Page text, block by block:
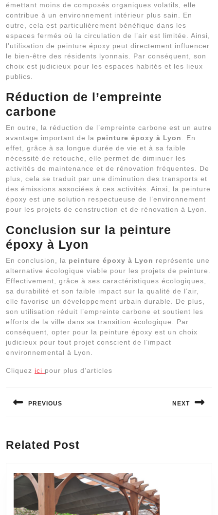
émettant moins de composés organiques volatils, elle
contribue à un environnement intérieur plus sain. En
outre, cela est particulièrement bénéfique dans les
espaces fermés où la circulation de l’air est limitée. Ainsi,
l’utilisation de peinture époxy peut directement influencer
le bien-être des résidents lyonnais. Par conséquent, son
choix est judicieux pour les espaces habités et les lieux
publics.
Réduction de l’empreinte
carbone
En outre, la réduction de l’empreinte carbone est un autre
avantage important de la peinture époxy à Lyon
. En
effet, grâce à sa longue durée de vie et à sa faible
nécessité de retouche, elle permet de diminuer les
activités de maintenance et de rénovation fréquentes. De
plus, cela se traduit par une diminution des transports et
des émissions associées à ces activités. Ainsi, la peinture
époxy est une solution respectueuse de l’environnement
pour les projets de construction et de rénovation à Lyon.
Conclusion sur la peinture
époxy à Lyon
En conclusion, la peinture époxy à Lyon représente une
alternative écologique viable pour les projets de peinture.
Effectivement, grâce à ses caractéristiques écologiques,
sa durabilité et son faible impact sur la qualité de l’air,
elle favorise un développement urbain durable. De plus,
son utilisation réduit l’empreinte carbone et soutient les
efforts de la ville dans sa transition écologique. Par
conséquent, opter pour la peinture époxy est un choix
judicieux pour tout projet conscient de l’impact
environnemental à Lyon.
Cliquez ici pour plus d’articles
de
PREVIOUS
post:
NEXT
Related Post